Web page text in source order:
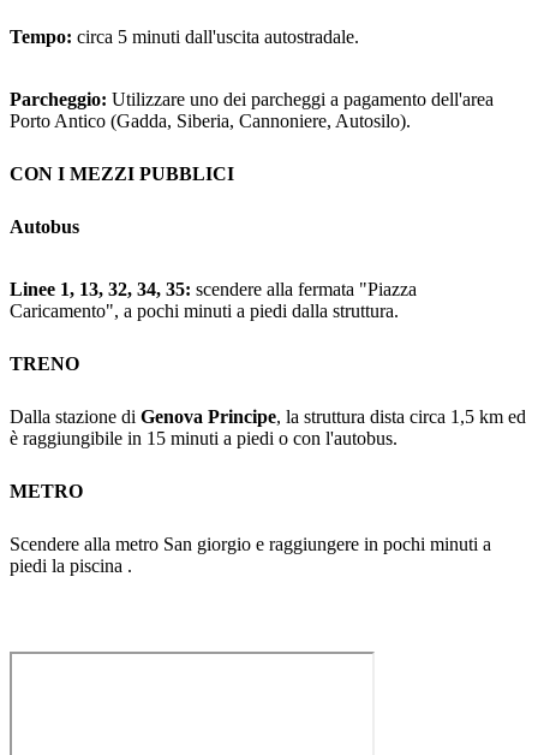
Tempo: circa 5 minuti dall'uscita autostradale.
Parcheggio: Utilizzare uno dei parcheggi a pagamento dell'area
Porto Antico (Gadda, Siberia, Cannoniere, Autosilo).
CON I MEZZI PUBBLICI
Autobus
Linee 1, 13, 32, 34, 35: scendere alla fermata "Piazza
Caricamento", a pochi minuti a piedi dalla struttura.
TRENO
Dalla stazione di Genova Principe, la struttura dista circa 1,5 km ed
è raggiungibile in 15 minuti a piedi o con l'autobus.
METRO
Scendere alla metro San giorgio e raggiungere in pochi minuti a
piedi la piscina .